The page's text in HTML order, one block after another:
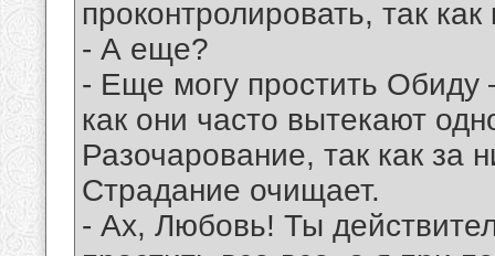
проконтролировать, так
- А еще?
- Еще могу простить Обиду
как они часто вытекают
Разочарование, так как за
Страдание очищает.
- Ах, Любовь! Ты